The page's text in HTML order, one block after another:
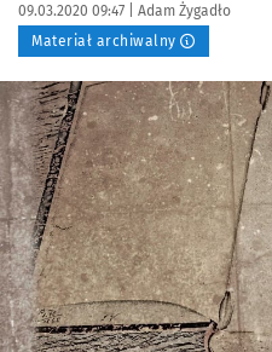
Data publikacji:
09.03.2020 09:47 | Autor:
Adam Żygadło
Materiał archiwalny
Kliknij, aby powiększyć